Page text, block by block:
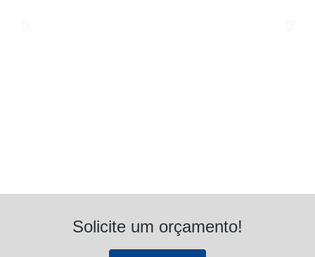
Solicite um orçamento!